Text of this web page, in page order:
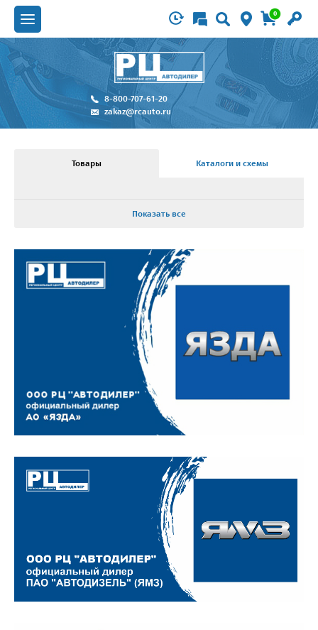
0
8-800-707-61-20
zakaz@rcauto.ru
Товары Каталоги и схемы
Показать все